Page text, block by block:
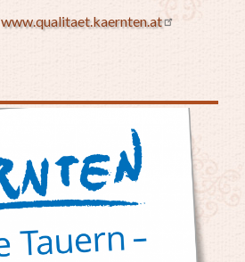
www.qualitaet.kaernten.at